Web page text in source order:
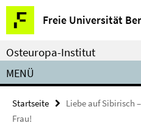
Springe
direkt
zu
Inhalt
Freie Universität
Service-
Navigation
Osteuropa-Institut
MENÜ
Startseite
Liebe auf Sibirisch
Frau!